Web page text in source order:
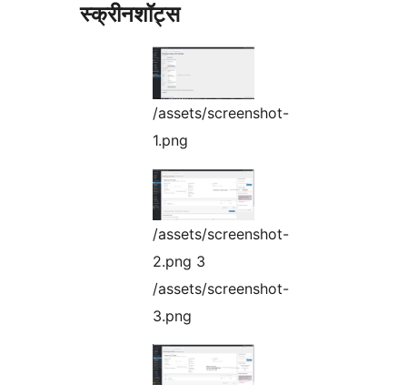
स्क्रीनशॉट्स
/assets/screenshot-
1.png
/assets/screenshot-
2.png 3
/assets/screenshot-
3.png